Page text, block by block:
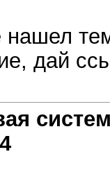
нашел
дай